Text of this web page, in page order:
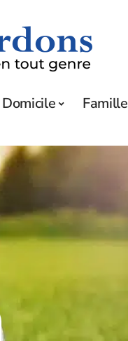
Domicile Famille